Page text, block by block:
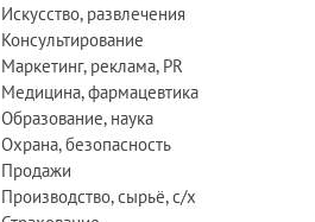
Искусство, развлечения
Консультирование
Маркетинг, реклама, PR
Медицина, фармацевтика
Образование, наука
Охрана, безопасность
Продажи
Производство, сырьё, с/х